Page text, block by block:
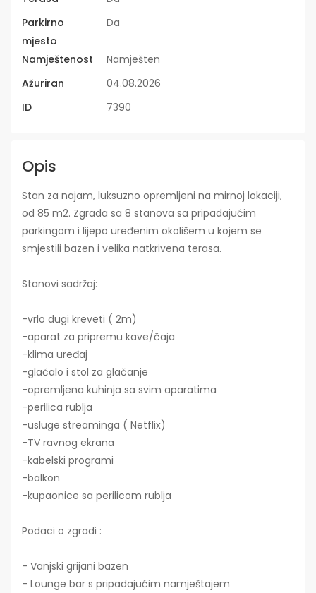
Parkirno
mjesto
Da
Namještenost
Namješten
Ažuriran
04.08.2026
ID
7390
Opis
Stan za najam, luksuzno opremljeni na mirnoj lokaciji,
od 85 m2. Zgrada sa 8 stanova sa pripadajućim
parkingom i lijepo uređenim okolišem u kojem se
smjestili bazen i velika natkrivena terasa.
Stanovi sadržaj:
-vrlo dugi kreveti ( 2m)
-aparat za pripremu kave/čaja
-klima uređaj
-glačalo i stol za glačanje
-opremljena kuhinja sa svim aparatima
-perilica rublja
-usluge streaminga ( Netflix)
-TV ravnog ekrana
-kabelski programi
-balkon
-kupaonice sa perilicom rublja
Podaci o zgradi :
- Vanjski grijani bazen
- Lounge bar s pripadajućim namještajem